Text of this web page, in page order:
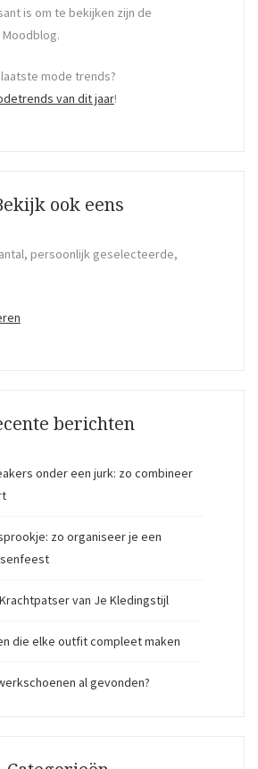
is om te bekijken zijn de
Moodblog.
mode trends?
van dit jaar!
ook eens
persoonlijk geselecteerde,
berichten
onder een jurk: zo combineer
zo organiseer je een
van Je Kledingstijl
die elke outfit compleet maken
al gevonden?